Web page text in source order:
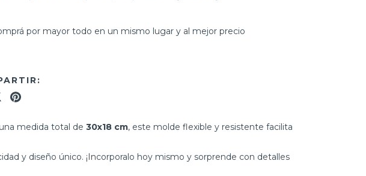
por mayor todo en un mismo lugar y al mejor precio
medida total de 30x18 cm, este molde flexible y resistente facilita
y diseño único. ¡Incorporalo hoy mismo y sorprende con detalles